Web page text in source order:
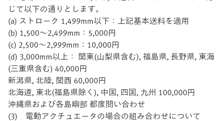
じて以下の通りとします。
(a) ストローク 1,499mm以下：上記基本送料を適用
(b) 1,500～2,499mm：5,000円
(c) 2,500～2,999mm：10,000円
(d) 3,000mm以上： 関東(山梨県含む), 福島県, 長野県, 東海
(三重県含む) 40,000円
新潟県, 北陸, 関西 60,000円
北海道, 東北(福島県除く), 中国, 四国, 九州 100,000円
沖縄県および各島嶼部 都度問い合わせ
(3) 電動アクチュエータの場合の組み合わせについて